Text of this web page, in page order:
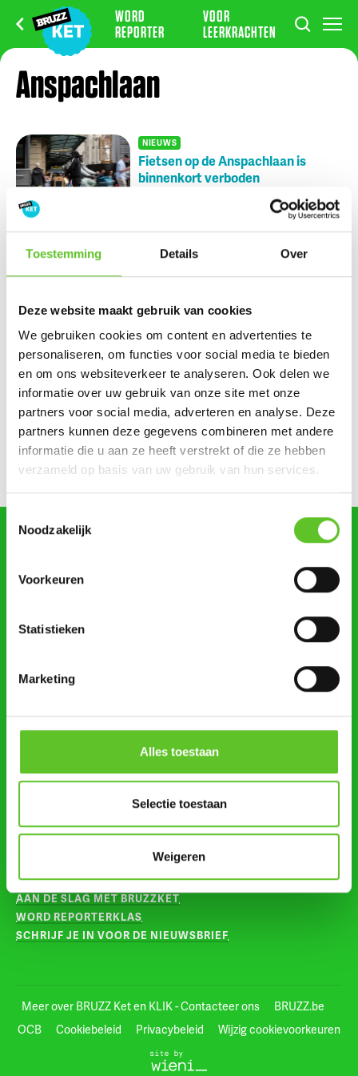
Toestemming Details Over
Deze website maakt gebruik van cookies
We gebruiken cookies om content en advertenties te
personaliseren, om functies voor social media te bieden
en om ons websiteverkeer te analyseren. Ook delen we
informatie over uw gebruik van onze site met onze
partners voor social media, adverteren en analyse. Deze
partners kunnen deze gegevens combineren met andere
informatie die u aan ze heeft verstrekt of die ze hebben
verzameld op basis van uw gebruik van hun services.
Noodzakelijk
Voorkeuren
Statistieken
Marketing
Alles toestaan
Selectie toestaan
Weigeren
WORD
REPORTER
VOOR
LEERKRACHTEN
Anspachlaan
NIEUWS
Fietsen op de Anspachlaan is
binnenkort verboden
Nu op BRUZZ Ket
climbers
Dagje Zuidfoor? Win een familiepakket vol bonnetjes
Zonsverduistering en een giga-springpark: tien tips voor
augustus
Bestel nu al je BRUZZKet-schoolkalender
Mijn droomberoep: Lilya wil journalist worden
zoeken
VOOR LEERKRACHTEN
AAN DE SLAG MET BRUZZKET
WORD REPORTERKLAS
SCHRIJF JE IN VOOR DE NIEUWSBRIEF
Meer over BRUZZ Ket en KLIK - Contacteer ons
BRUZZ.be
OCB
Cookiebeleid Privacybeleid Wijzig cookievoorkeuren